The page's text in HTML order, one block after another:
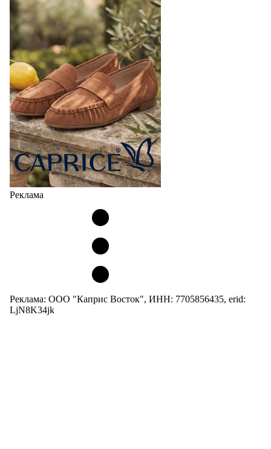
Реклама
Реклама: ООО "Каприс Восток", ИНН: 7705856435, erid:
LjN8K34jk